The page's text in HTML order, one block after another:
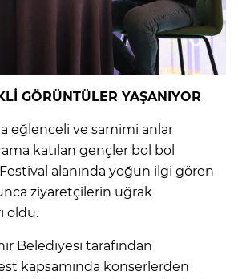
GÖRÜNTÜLER YAŞANIYOR
eğlenceli ve samimi anlar
katılan gençler bol bol
alanında yoğun ilgi gören
ziyaretçilerin uğrak
oldu.
Belediyesi tarafından
kapsamında konserlerden